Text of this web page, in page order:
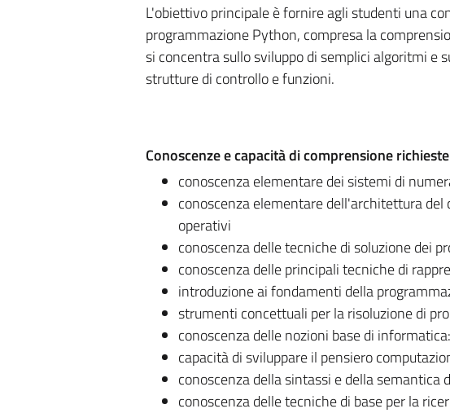
L'obiettivo principale è fornire agli studenti una
programmazione Python, compresa la
si concentra sullo sviluppo di semplici algoritmi e
strutture di controllo e funzioni.
Conoscenze e capacità di comprensione
conoscenza elementare dei sistemi di
conoscenza elementare dell'architettura
operativi
conoscenza delle tecniche di soluzione dei
conoscenza delle principali tecniche di
introduzione ai fondamenti della
strumenti concettuali per la risoluzione di
conoscenza delle nozioni base di
capacità di sviluppare il pensiero
conoscenza della sintassi e della semantica
conoscenza delle tecniche di base per la